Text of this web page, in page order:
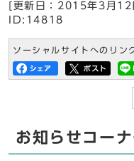
[更新日：2015年3月12
ID:14818
ソーシャルサイトへのリン
お知らせコーナ